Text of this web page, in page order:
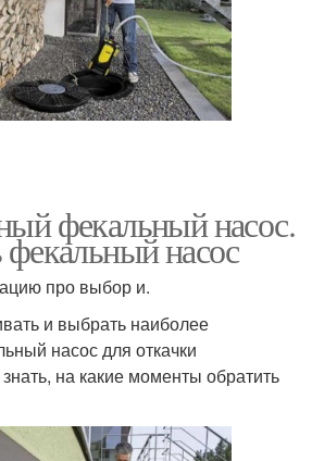
фекальный насос.
насос
про выбор и.
и выбрать наиболее
насос для откачки
на какие моменты обратить